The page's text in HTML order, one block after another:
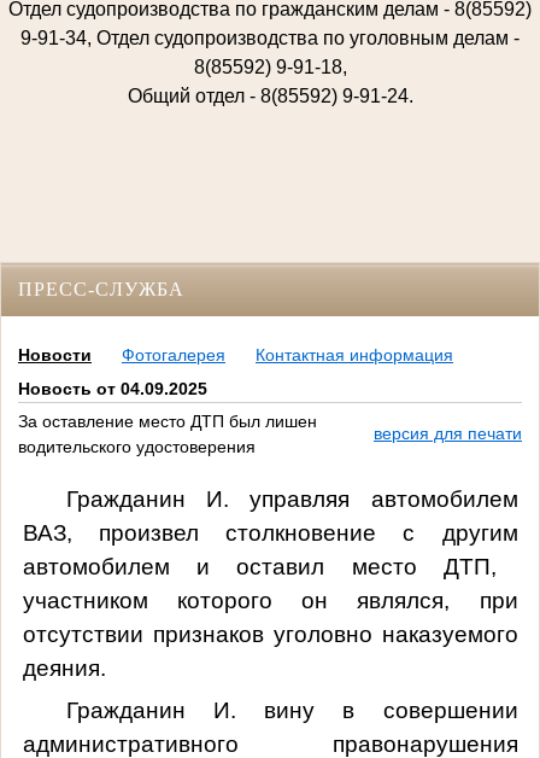
Отдел судопроизводства по гражданским делам - 8(85592)
9-91-34, Отдел судопроизводства по уголовным делам -
8(85592) 9-91-18,
Общий отдел - 8(85592) 9-91-24.
ПРЕСС-СЛУЖБА
Новости Фотогалерея
Контактная информация
Новость от 04.09.2025
За оставление место ДТП был лишен
водительского удостоверения
версия для печати
Гражданин И. управляя автомобилем
ВАЗ, произвел столкновение с другим
автомобилем и оставил место ДТП,
участником которого он являлся, при
отсутствии признаков уголовно наказуемого
деяния.
Гражданин И. вину в совершении
административного правонарушения